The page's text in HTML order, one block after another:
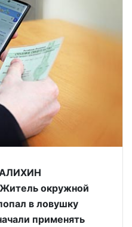
окружной
в ловушку
применять